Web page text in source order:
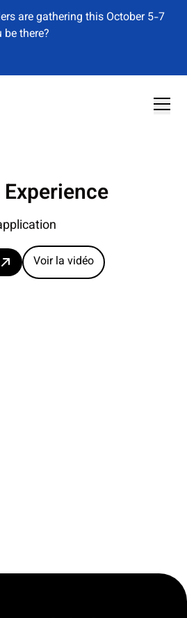
des Leaders dans le
Gartner® consacré aux
Voir la vidéo